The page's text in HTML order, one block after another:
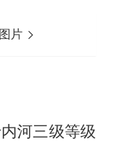
片
河三级等级